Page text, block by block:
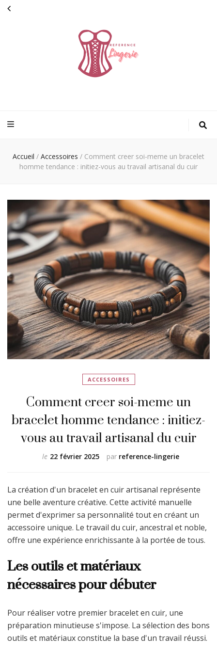
Accueil / Accessoires / Comment creer soi-meme un bracelet
homme tendance : initiez-vous au travail artisanal du cuir
ACCESSOIRES
Comment creer soi-meme un
bracelet homme tendance : initiez-
vous au travail artisanal du cuir
par reference-lingerie
le 22 février 2025
La création d'un bracelet en cuir artisanal représente
une belle aventure créative. Cette activité manuelle
permet d'exprimer sa personnalité tout en créant un
accessoire unique. Le travail du cuir, ancestral et noble,
offre une expérience enrichissante à la portée de tous.
Les outils et matériaux
nécessaires pour débuter
Pour réaliser votre premier bracelet en cuir, une
préparation minutieuse s'impose. La sélection des bons
outils et matériaux constitue la base d'un travail réussi.